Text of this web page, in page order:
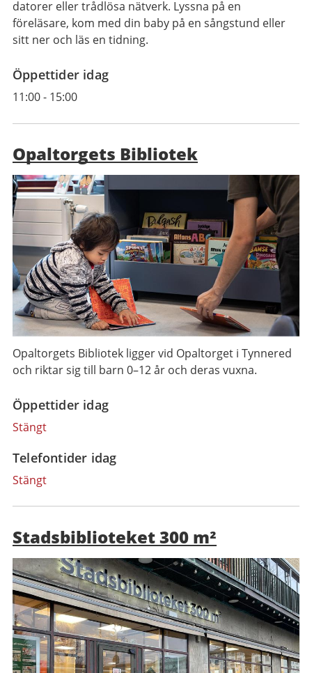
datorer eller trådlösa nätverk. Lyssna på en
föreläsare, kom med din baby på en sångstund eller
sitt ner och läs en tidning.
Öppettider idag
11:00- 15:00
Opaltorgets Bibliotek
Opaltorgets Bibliotek ligger vid Opaltorget i Tynnered
och riktar sig till barn 0–12 år och deras vuxna.
Öppettider idag
Stängt
Telefontider idag
Stängt
Stadsbiblioteket 300 m²